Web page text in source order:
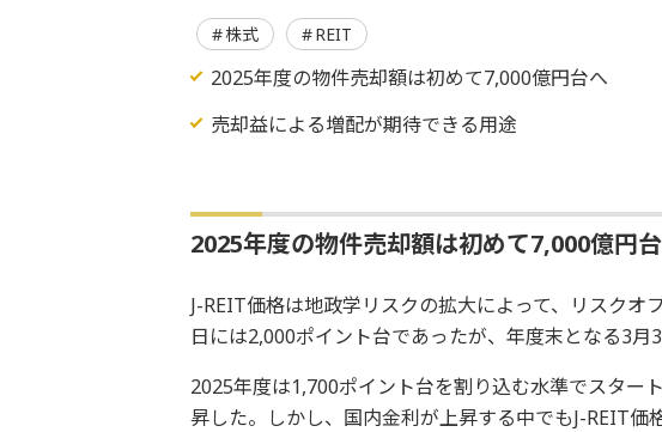
株式 REIT
2025年度の物件売却額は初めて7,000億円台へ
売却益による増配が期待できる用途
2025年度の物件売却額は初めて7,000億円
J-REIT価格は地政学リスクの拡大によって、リスク
日には2,000ポイント台であったが、年度末となる3月
2025年度は1,700ポイント台を割り込む水準でスター
昇した。しかし、国内金利が上昇する中でもJ-REIT